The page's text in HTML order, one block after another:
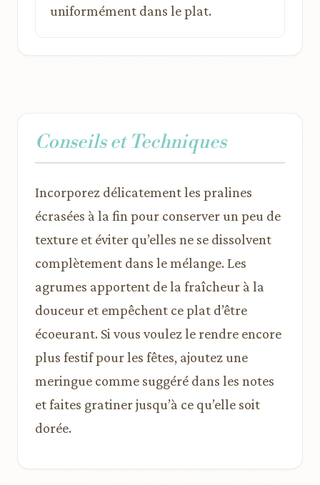
uniformément dans le plat.
Conseils et Techniques
Incorporez délicatement les pralines
écrasées à la fin pour conserver un peu de
texture et éviter qu’elles ne se dissolvent
complètement dans le mélange. Les
agrumes apportent de la fraîcheur à la
douceur et empêchent ce plat d’être
écoeurant. Si vous voulez le rendre encore
plus festif pour les fêtes, ajoutez une
meringue comme suggéré dans les notes
et faites gratiner jusqu’à ce qu’elle soit
dorée.